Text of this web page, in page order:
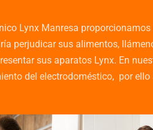
Lynx Manresa
perjudicar sus alimentos,
sus aparatos Lynx. En
del electrodoméstico, por